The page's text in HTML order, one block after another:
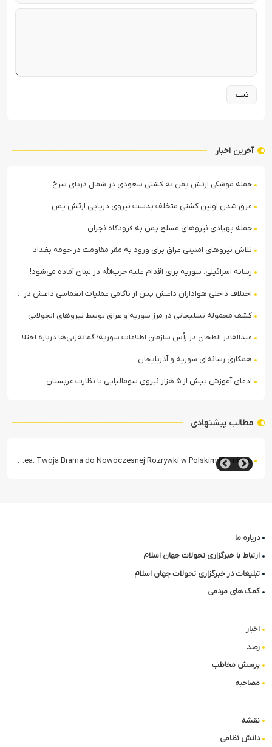
آخرین اخبار
حمله موشکی ارتش یمن به کشتی سعودی در شمال دریای سرخ
غرق شدن اولین کشتی متخلف بدست نیروی دریایی ارتش یمن
حمله پهپادی نیروهای مسلح یمن به فرودگاه نجران
تلاش نیروهای امنیتی عراق برای ورود به مقر مقاومت در حومه بغداد
رسانه اسرائیلی: سوریه برای اقدام علیه حزب‌الله در لبنان آماده می‌شود!
اختلاف داخلی هواداران داعش پس از ناکامی عملیات انغماسی داعش در رقه
کشف محموله تسلیحاتی در مرز سوریه و عراق توسط نیروهای الجولانی
عبدالقادر الطحان در رأس سازمان اطلاعات سوریه؛ گمانه‌زنی‌ها درباره اختلافات در ساختار امنیتی
همکاری رسانه‌ای سوریه و آذربایجان
ادعای آموزش بیش از ۵ هزار نیروی سومالیایی با نظارت عربستان
مطالب پیشنهادی
Casea: Twoja Brama do Nowoczesnej Rozrywki w Polskim iGamingu
درباره ما
ارتباط با خبرگزاری تحولات جهان اسلام
تبلیغات در خبرگزاری تحولات جهان اسلام
کمک های مردمی
اخبار
رصد
پرسش مخاطب
مصاحبه
نقشه
دانش نظامی